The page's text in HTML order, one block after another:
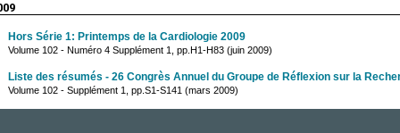
Hors Série 1: Printemps de la Cardiologie 2009
Volume 102 - Numéro 4 Supplément 1, pp.H1-H83 (juin 2009)
Liste des résumés - 26 Congrès Annuel du Groupe de Réflexion sur la
Volume 102 - Supplément 1, pp.S1-S141 (mars 2009)